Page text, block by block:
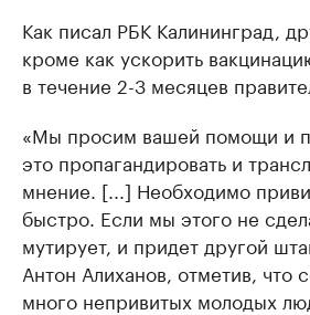
Как писал РБК Калининград,
кроме как ускорить
в течение 2-3 месяцев
«Мы просим вашей помощи и
это пропагандировать и
мнение. [...] Необходимо
быстро. Если мы этого не
мутирует, и придет другой
Антон Алиханов, отметив, что
много непривитых молодых